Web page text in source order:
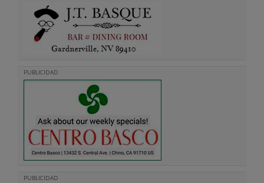
PUBLICIDAD
PUBLICIDAD